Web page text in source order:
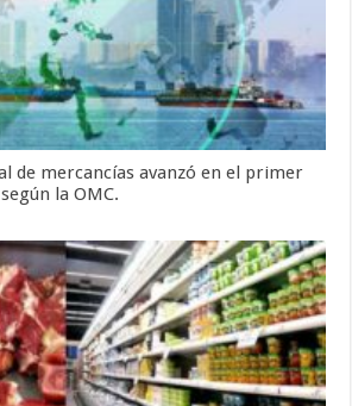
de mercancías avanzó en el primer
la OMC.